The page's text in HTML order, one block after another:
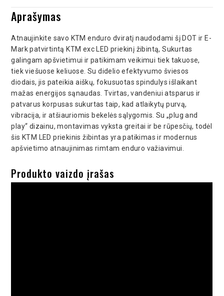
Aprašymas
Atnaujinkite savo KTM enduro dviratį naudodami šį DOT ir E-
Mark patvirtintą KTM exc LED priekinį žibintą, Sukurtas
galingam apšvietimui ir patikimam veikimui tiek takuose,
tiek viešuose keliuose. Su didelio efektyvumo šviesos
diodais, jis pateikia aiškų, fokusuotas spindulys išlaikant
mažas energijos sąnaudas. Tvirtas, vandeniui atsparus ir
patvarus korpusas sukurtas taip, kad atlaikytų purvą,
vibracija, ir atšiauriomis bekelės sąlygomis. Su „plug and
play“ dizainu, montavimas vyksta greitai ir be rūpesčių, todėl
šis KTM LED priekinis žibintas yra patikimas ir modernus
apšvietimo atnaujinimas rimtam enduro važiavimui.
Produkto vaizdo įrašas